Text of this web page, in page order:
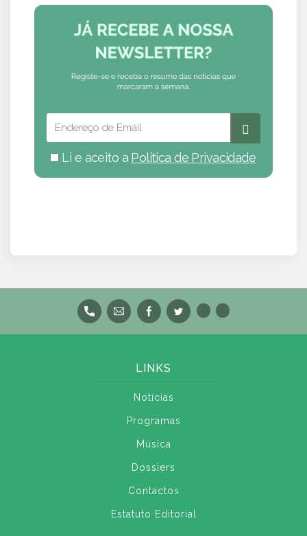
Li e aceito a Política de Privacidade
LINKS
Notícias
Programas
Música
Dossiers
Contactos
Estatuto Editorial